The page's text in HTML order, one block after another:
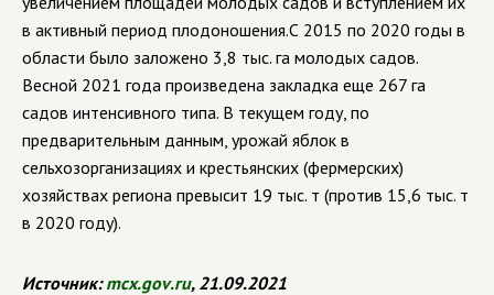
в активный период плодоношения.С 2015 по 2020 годы в
области было заложено 3,8 тыс. га молодых садов.
Весной 2021 года произведена закладка еще 267 га
садов интенсивного типа. В текущем году, по
предварительным данным, урожай яблок в
сельхозорганизациях и крестьянских (фермерских)
хозяйствах региона превысит 19 тыс. т (против 15,6 тыс. т
в 2020 году).
Источник:mcx.gov.ru, 21.09.2021